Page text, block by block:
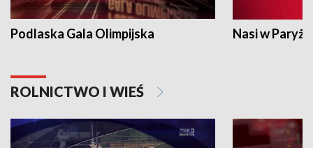
Podlaska Gala Olimpijska Nasi w Paryżu
ROLNICTWO I WIEŚ